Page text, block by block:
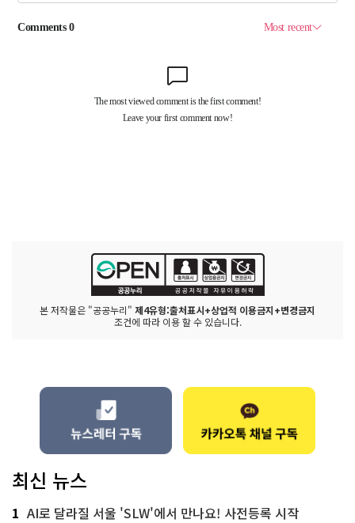
본 저작물은 "공공누리" 제4유형:출처표시+상업적 이용금지+변경금지
조건에 따라 이용 할 수 있습니다.
최신 뉴스
1 AI로 달라질 서울 'SLW'에서 만나요! 사전등록 시작